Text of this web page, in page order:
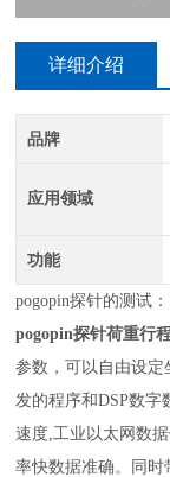
详细介绍
品牌
应用领域
功能
pogopin探针的测试：
pogopin探针荷重行
参数，可以自由设定
发的程序和DSP数
速度,工业以太网数
率快数据准确。
同